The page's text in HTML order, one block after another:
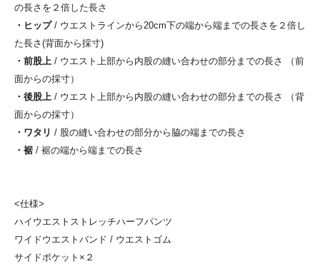
の長さを２倍した長さ
・ヒップ/ ウエストラインから20cm下の端から端までの長さを２倍し
た長さ(背面から採寸)
・前股上 / ウエスト上部から内股の縫い合わせの部分までの長さ （前
面からの採寸）
・後股上 / ウエスト上部から内股の縫い合わせの部分までの長さ （背
面からの採寸）
・ワタリ / 股の縫い合わせの部分から脇の端までの長さ
・裾 / 裾の端から端までの長さ
<仕様>
ハイウエストストレッチハーフパンツ
ワイドウエストバンド / ウエストゴム
サイドポケット×２